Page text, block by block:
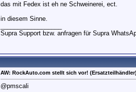
das mit Fedex ist eh ne Schweinerei, ect.
in diesem Sinne.
Supra Support bzw. anfragen für Supra
AW: RockAuto.com stellt sich vor!
@pmscali